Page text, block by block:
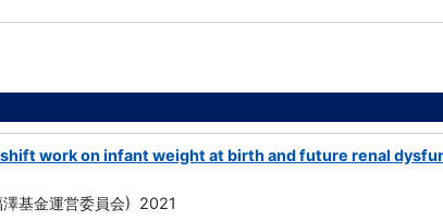
work on infant weight at birth and future renal
澤基金運営委員会) 2021